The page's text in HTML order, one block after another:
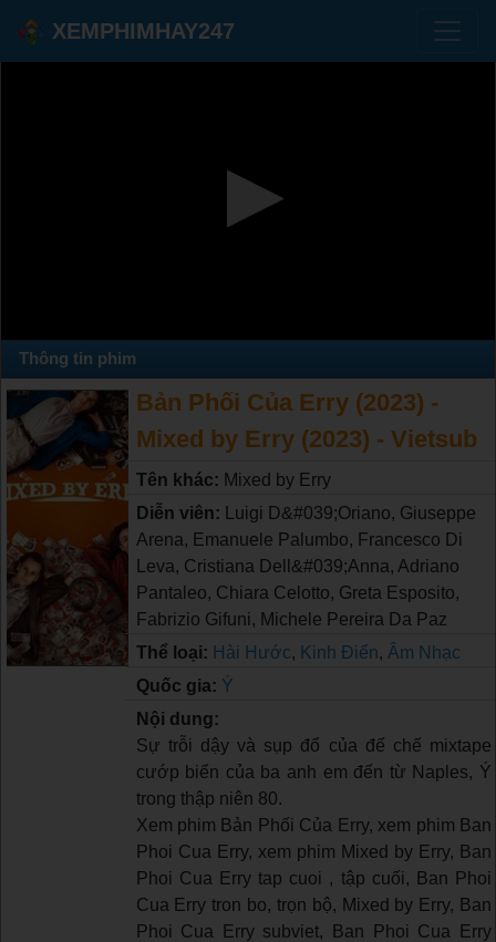
XEMPHIMHAY247
Thông tin phim
Bản Phối Của Erry (2023) -
Mixed by Erry (2023) - Vietsub
Tên khác: Mixed by Erry
Diễn viên:
Luigi D&#039;Oriano, Giuseppe
Arena, Emanuele Palumbo, Francesco Di
Leva, Cristiana Dell&#039;Anna, Adriano
Pantaleo, Chiara Celotto, Greta Esposito,
Fabrizio Gifuni, Michele Pereira Da Paz
Thể loại: Hài Hước, Kinh Điển, Âm Nhạc
Quốc gia: Ý
Nội dung:
Sự trỗi dậy và sụp đổ của đế chế mixtape
cướp biển của ba anh em đến từ Naples, Ý
trong thập niên 80.
Xem phim Bản Phối Của Erry, xem phim Ban
Phoi Cua Erry, xem phim Mixed by Erry, Ban
Phoi Cua Erry tap cuoi , tập cuối, Ban Phoi
Cua Erry tron bo, trọn bộ, Mixed by Erry, Ban
Phoi Cua Erry subviet, Ban Phoi Cua Erry